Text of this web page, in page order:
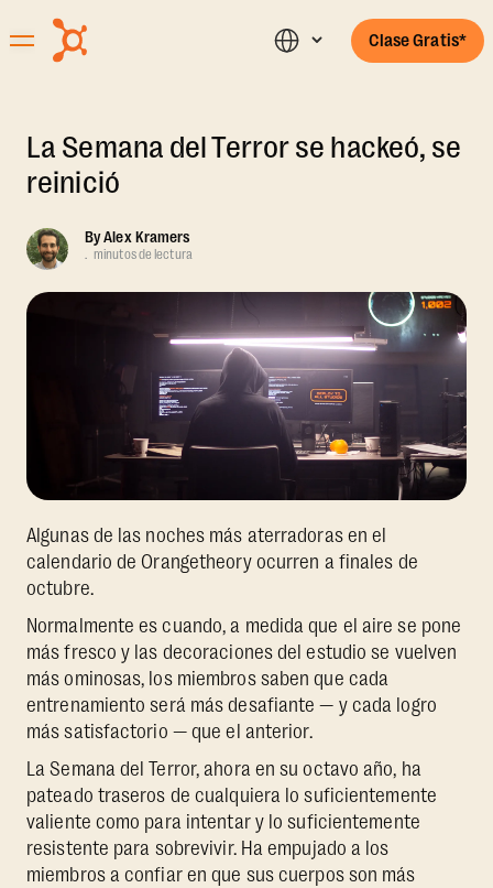
Clase Gratis*
La Semana del Terror se hackeó, se
reinició
ByAlex Kramers
. minutos de lectura
Algunas de las noches más aterradoras en el
calendario de Orangetheory ocurren a finales de
octubre.
Normalmente es cuando, a medida que el aire se pone
más fresco y las decoraciones del estudio se vuelven
más ominosas, los miembros saben que cada
entrenamiento será más desafiante — y cada logro
más satisfactorio — que el anterior.
La Semana del Terror, ahora en su octavo año, ha
pateado traseros de cualquiera lo suficientemente
valiente como para intentar y lo suficientemente
resistente para sobrevivir. Ha empujado a los
miembros a confiar en que sus cuerpos son más